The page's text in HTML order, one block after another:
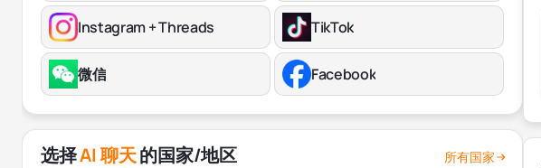
Instagram + Threads TikTok
微信 Facebook
选择AI 聊天的国家/地区 所有国家